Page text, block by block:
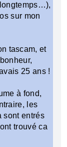
sur mon
tascam, et
25 ans !
à fond,
les
sont entrés
trouvé ca